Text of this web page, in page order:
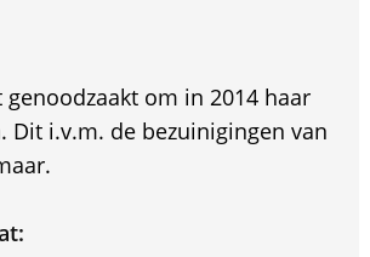
genoodzaakt om in 2014 haar
Dit i.v.m. de bezuinigingen van